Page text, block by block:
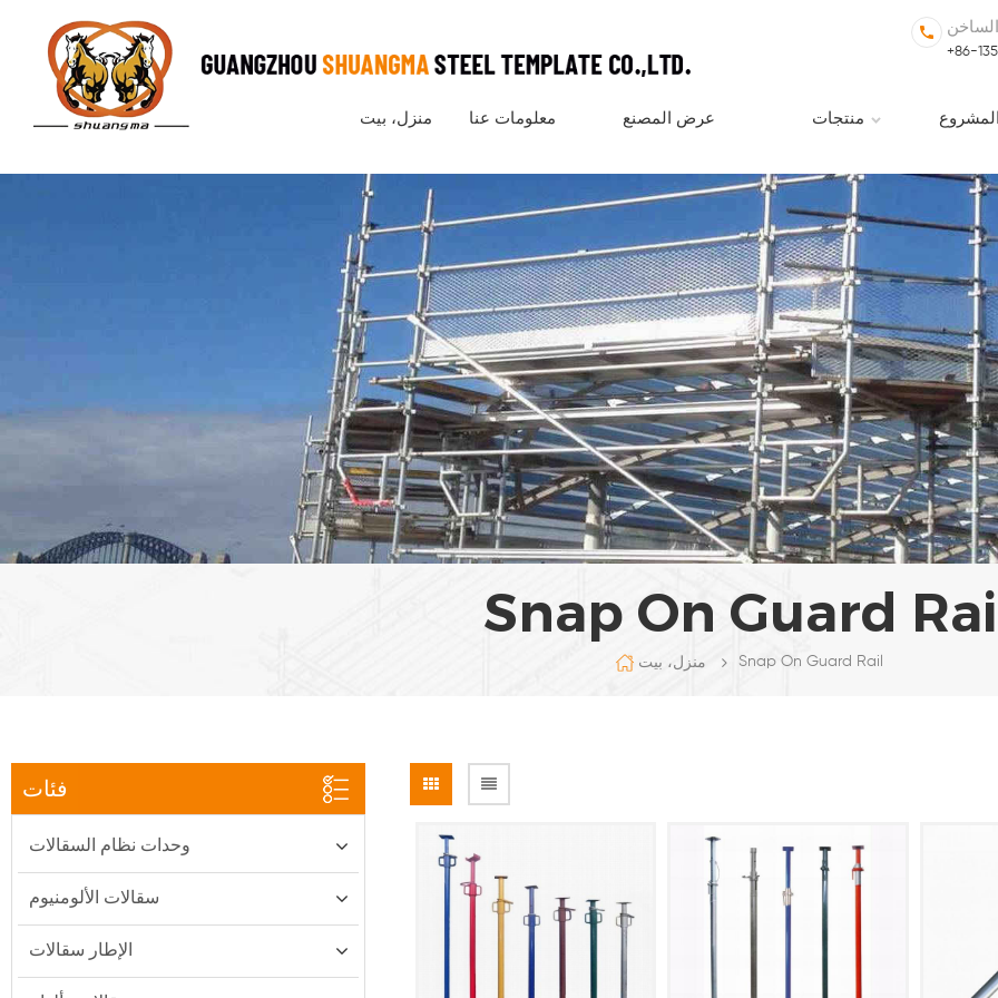
+86-
منزل، بيت معلومات عنا عرض المصنع منتجات
Snap On Guard
منزل، بيت Snap On Guard Rail
فئات
وحدات نظام السقالات
سقالات الألومنيوم
الإطار سقالات